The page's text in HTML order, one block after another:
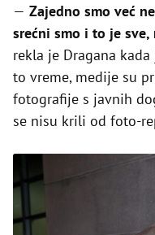
— Zajedno smo već
srećni smo i to je sve,
rekla je Dragana
to vreme, medije su
fotografije s javnih
se nisu krili od foto-